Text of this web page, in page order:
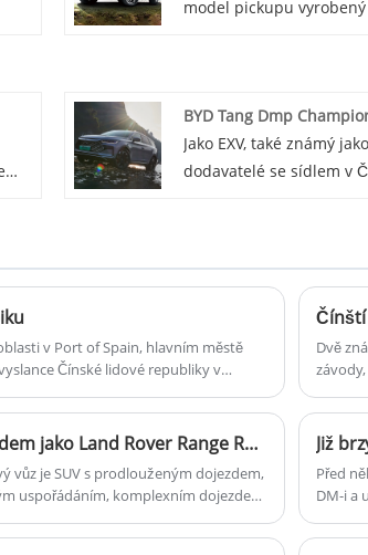
model pickupu
obchodní i osobní
BYD Tang Dmp
Jako EXV, také známý
dodavatelé se sídlem v
v Port of Spain, hlavním městě
Čínské lidové republiky v
Dvě
Chery Fengyun T11 debutuje s podobným vzhledem jako Land Rover Range Rover
vůz je SUV s prodlouženým dojezdem,
uspořádáním, komplexním dojezdem
Před
DM-i a